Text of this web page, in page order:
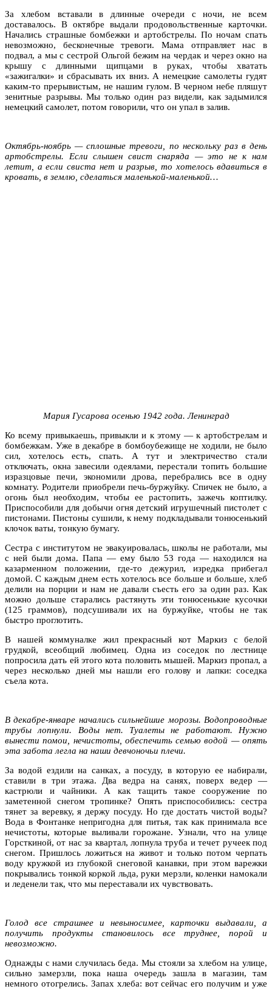
За хлебом вставали в длинные очереди с ночи, не всем
доставалось. В октябре выдали продовольственные карточки.
Начались страшные бомбежки и артобстрелы. По ночам спать
невозможно, бесконечные тревоги. Мама отправляет нас в
подвал, а мы с сестрой Ольгой бежим на чердак и через окно на
крышу с длинными щипцами в руках, чтобы хватать
«зажигалки» и сбрасывать их вниз. А немецкие самолеты гудят
каким-то прерывистым, не нашим гулом. В черном небе пляшут
зенитные разрывы. Мы только один раз видели, как задымился
немецкий самолет, потом говорили, что он упал в залив.
Октябрь-ноябрь — сплошные тревоги, по нескольку раз в день
артобстрелы. Если слышен свист снаряда — это не к нам
летит, а если свиста нет и разрыв, то хотелось вдавиться в
кровать, в землю, сделаться маленькой-маленькой…
Мария Гусарова осенью 1942 года. Ленинград
Ко всему привыкаешь, привыкли и к этому — к артобстрелам и
бомбежкам. Уже в декабре в бомбоубежище не ходили, не было
сил, хотелось есть, спать. А тут и электричество стали
отключать, окна завесили одеялами, перестали топить большие
изразцовые печи, экономили дрова, перебрались все в одну
комнату. Родители приобрели печь-буржуйку. Спичек не было, а
огонь был необходим, чтобы ее растопить, зажечь коптилку.
Приспособили для добычи огня детский игрушечный пистолет с
пистонами. Пистоны сушили, к нему подкладывали тонюсенький
клочок ваты, тонкую бумагу.
Сестра с институтом не эвакуировалась, школы не работали, мы
с ней были дома. Папа — ему было 53 года — находился на
казарменном положении, где-то дежурил, изредка прибегал
домой. С каждым днем есть хотелось все больше и больше, хлеб
делили на порции и нам не давали съесть его за один раз. Как
можно дольше старались растянуть эти тонюсенькие кусочки
(125 граммов), подсушивали их на буржуйке, чтобы не так
быстро проглотить.
В нашей коммуналке жил прекрасный кот Маркиз с белой
грудкой, всеобщий любимец. Одна из соседок по лестнице
попросила дать ей этого кота половить мышей. Маркиз пропал, а
через несколько дней мы нашли его голову и лапки: соседка
съела кота.
В декабре-январе начались сильнейшие морозы. Водопроводные
трубы лопнули. Воды нет. Туалеты не работают. Нужно
вынести помои, нечистоты, обеспечить семью водой — опять
эта забота легла на наши девчоночьи плечи.
За водой ездили на санках, а посуду, в которую ее набирали,
ставили в три этажа. Два ведра на санях, поверх ведер —
кастрюли и чайники. А как тащить такое сооружение по
заметенной снегом тропинке? Опять приспособились: сестра
тянет за веревку, я держу посуду. Но где достать чистой воды?
Вода в Фонтанке непригодна для питья, так как принимала все
нечистоты, которые выливали горожане. Узнали, что на улице
Горсткиной, от нас за квартал, лопнула труба и течет ручеек под
снегом. Пришлось ложиться на живот и только потом черпать
воду кружкой из глубокой снеговой канавки, при этом варежки
покрывались тонкой коркой льда, руки мерзли, коленки намокали
и леденели так, что мы переставали их чувствовать.
Голод все страшнее и невыносимее, карточки выдавали, а
получить продукты становилось все труднее, порой и
невозможно.
Однажды с нами случилась беда. Мы стояли за хлебом на улице,
сильно замерзли, пока наша очередь зашла в магазин, там
немного отогрелись. Запах хлеба: вот сейчас его получим и уже